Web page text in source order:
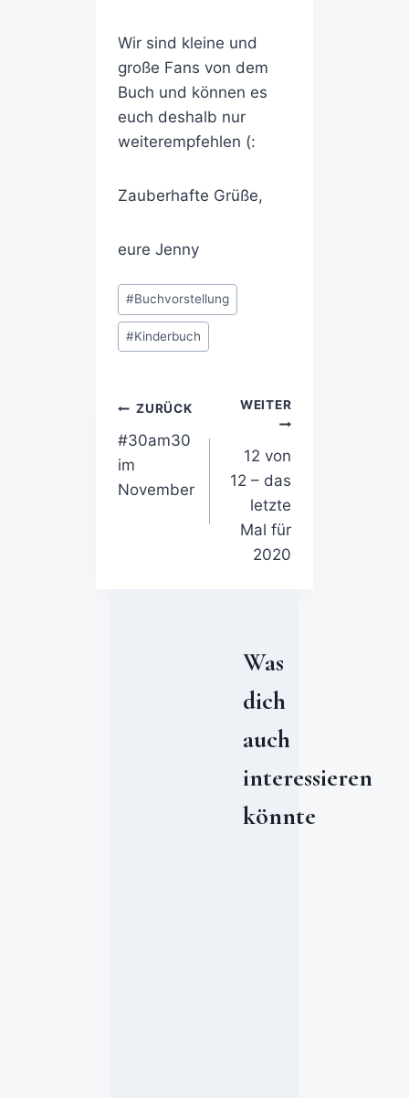
Wir sind kleine und
große Fans von dem
Buch und können es
euch deshalb nur
weiterempfehlen (:
Zauberhafte Grüße,
eure Jenny
#Buchvorstellung
#Kinderbuch
ZURÜCK
#30am30
im
November
WEITER
12 von
12 – das
letzte
Mal für
2020
Was
dich
auch
interessieren
könnte